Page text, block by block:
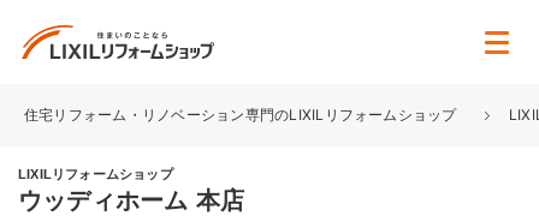
住宅リフォーム・リノベーション専門のLIXILリフォームショップ
LIXILリフォームショップ
ウッディホーム 本店